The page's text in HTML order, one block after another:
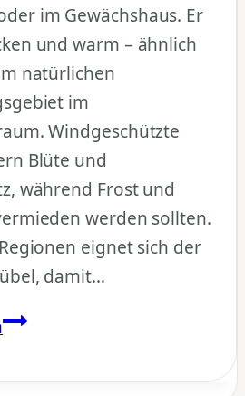
im Gewächshaus. Er
und warm – ähnlich
natürlichen
im
Windgeschützte
Blüte und
während Frost und
werden sollten.
eignet sich der
damit…
Welchen
bevorzugt